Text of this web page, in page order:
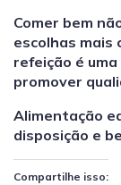
Comer bem
escolhas mais
refeição é
promover
Alimentação
disposição e
Compartilhe isso: